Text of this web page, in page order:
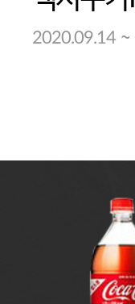
2020.09.14 ~